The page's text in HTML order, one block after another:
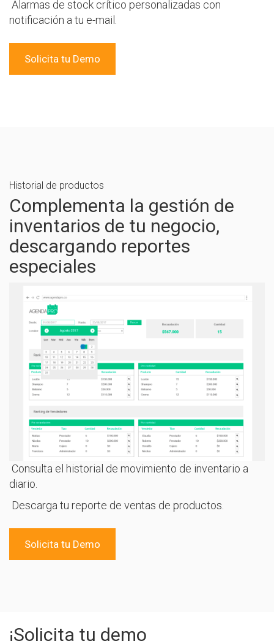
Alarmas de stock crítico personalizadas con
notificación a tu e-mail.
Solicita tu Demo
Historial de productos
Complementa la gestión de
inventarios de tu negocio,
descargando reportes
especiales
Consulta el historial de movimiento de inventario a
diario.
Descarga tu reporte de ventas de productos.
Solicita tu Demo
¡Solicita tu demo